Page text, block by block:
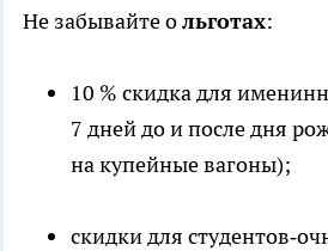
Не забывайте ольготах:
10 % скидка для
7 дней до и после дня
на купейные вагоны);
скидки для